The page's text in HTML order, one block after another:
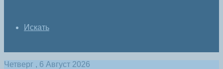
Искать
Четверг , 6 Август 2026